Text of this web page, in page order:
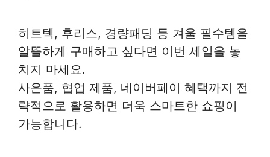
히트텍, 후리스, 경량패딩 등 겨울 필수템을
알뜰하게 구매하고 싶다면 이번 세일을 놓
치지 마세요.
사은품, 협업 제품, 네이버페이 혜택까지 전
략적으로 활용하면 더욱 스마트한 쇼핑이
가능합니다.